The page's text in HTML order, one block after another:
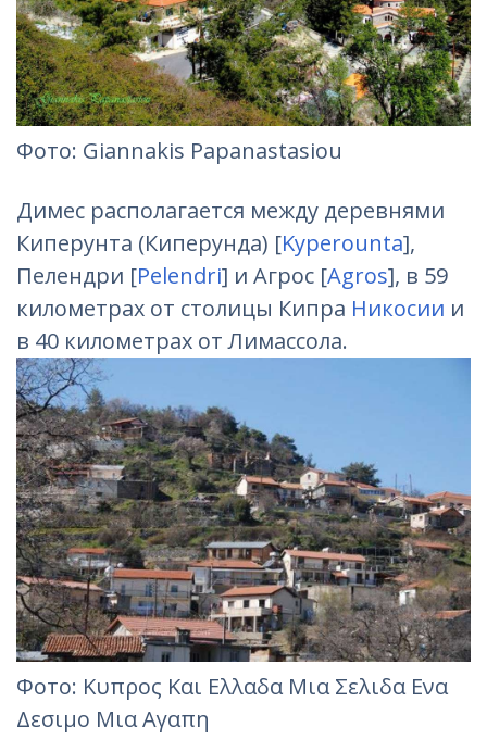
Фотo: Giannakis Papanastasiou
Димес располагается между деревнями
Киперунта (Киперунда) [Kyperounta],
Пелендри [Pelendri] и Агрос [Agros], в 59
километрах от столицы Кипра Никосии и
в 40 километрах от Лимассола.
Фотo: Κυπρος Και Ελλαδα Μια Σελιδα Ενα
Δεσιμο Μια Αγαπη